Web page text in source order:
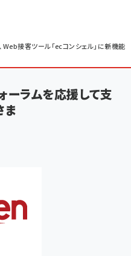
接客ツール「ecコンシェル」に新機能
ーラムを応援して支
ま